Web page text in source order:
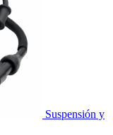
Suspensión y